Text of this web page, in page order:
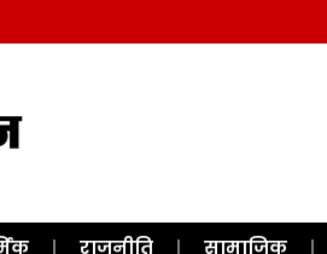
राजनीति सामाजिक